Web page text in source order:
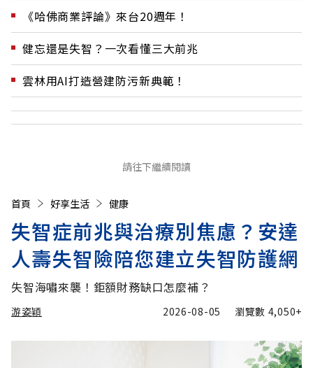
《哈佛商業評論》來台20週年！
健忘還是失智？一次看懂三大前兆
雲林用AI打造營建防污新典範！
請往下繼續閱讀
首頁 好享生活 健康
失智症前兆與治療別焦慮？安達
人壽失智險陪您建立失智防護網
失智海嘯來襲！鉅額財務缺口怎麼補？
游姿穎 2026-08-05 瀏覽數 4,050+